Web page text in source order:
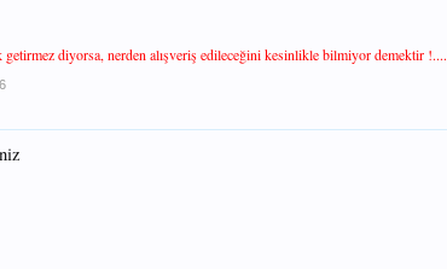
diyorsa, nerden alışveriş edileceğini kesinlikle bilmiyor demektir !....